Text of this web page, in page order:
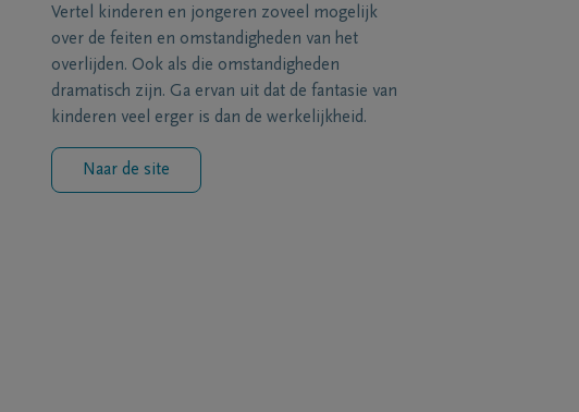
Vertel kinderen en jongeren zoveel mogelijk
over de feiten en omstandigheden van het
overlijden. Ook als die omstandigheden
dramatisch zijn. Ga ervan uit dat de fantasie van
kinderen veel erger is dan de werkelijkheid.
Naar de site